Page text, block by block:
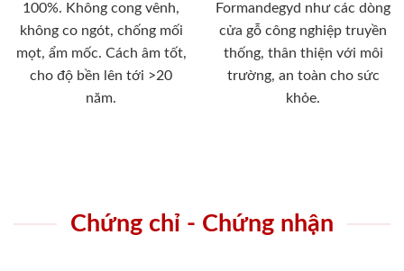
100%. Không cong vênh,
không co ngót, chống mối
mọt, ẩm mốc. Cách âm tốt,
cho độ bền lên tới >20
năm.
Formandegyd như các dòng
cửa gỗ công nghiệp truyền
thống, thân thiện với môi
trường, an toàn cho sức
khỏe.
Chứng chỉ - Chứng nhận